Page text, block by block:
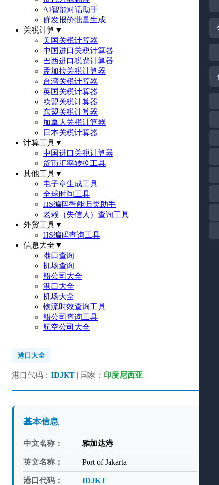
AI智能对话助手
群发报价批量生成
关税计算▼
美国关税计算器
中国进口关税计算器
巴西进口税费计算器
孟加拉关税计算器
台湾关税计算器
英国关税计算器
欧盟关税计算器
东盟关税计算器
加拿大关税计算器
日本关税计算器
计算工具▼
中国进口关税计算器
货币汇率转换工具
其他工具▼
电子章生成工具
全球时间工具
HS编码智能归类助手
老赖（失信人）查询工具
外贸工具▼
HS编码查询工具
信息大全 ▼
港口查询
机场查询
船公司大全
港口大全
机场大全
物流时效查询工具
船公司查询工具
航空公司大全
港口大全
港口代码： IDJKT | 国家： 印度尼西亚
基本信息
中文名称： 雅加达港
英文名称： Port of Jakarta
港口代码： IDJKT